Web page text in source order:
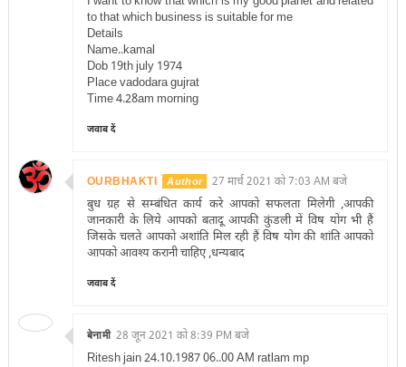
to that which business is suitable for me
Details
Name..kamal
Dob 19th july 1974
Place vadodara gujrat
Time 4.28am morning
जवाब दें
OURBHAKTI 27 मार्च 2021 को 7:03 AM बजे
बुध ग्रह से सम्बंधित कार्य करे आपको सफलता मिलेगी ,आपकी
जानकारी के लिये आपको बतादू आपकी कुंडली में विष योग भी हैं
जिसके चलते आपको अशांति मिल रही हैं विष योग की शांति आपको
आपको आवश्य करानी चाहिए ,धन्यबाद
जवाब दें
बेनामी 28 जून 2021 को 8:39 PM बजे
Ritesh jain 24.10.1987 06..00 AM ratlam mp